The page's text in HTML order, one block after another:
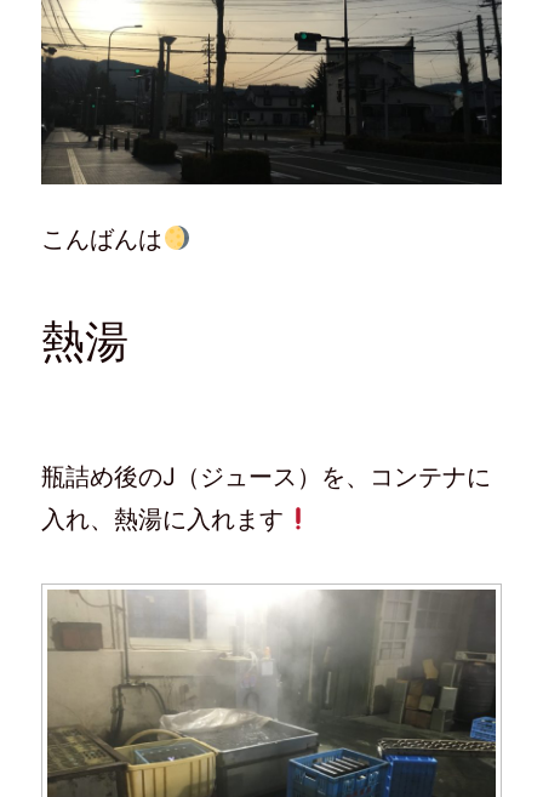
こんばんは
熱湯
瓶詰め後のJ（ジュース）を、コンテナに
入れ、熱湯に入れます